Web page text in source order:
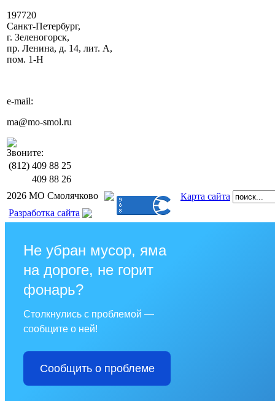
197720
Санкт-Петербург,
г. Зеленогорск,
пр. Ленина, д. 14, лит. А,
пом. 1-Н
e-mail:
ma@mo-smol.ru
Звоните:
(812) 409 88 25
409 88 26
2026 МО Смолячково
Карта сайта
Разработка сайта
Не убран мусор, яма
на дороге, не горит
фонарь?
Столкнулись с проблемой —
сообщите о ней!
Сообщить о проблеме